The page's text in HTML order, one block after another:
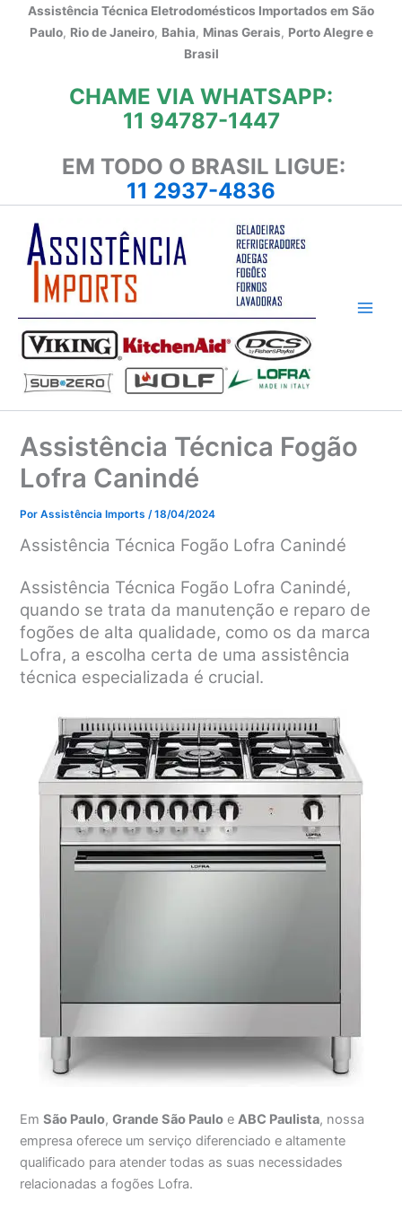
Assistência Técnica Eletrodomésticos Importados em São
Paulo, Rio de Janeiro, Bahia, Minas Gerais, Porto Alegre e
Brasil
CHAME VIA WHATSAPP:
11 94787-1447
EM TODO O BRASIL LIGUE:
11 2937-4836
Assistência Técnica Fogão
Lofra Canindé
PorAssistência Imports/18/04/2024
Assistência Técnica Fogão Lofra Canindé
Assistência Técnica Fogão Lofra Canindé,
quando se trata da manutenção e reparo de
fogões de alta qualidade, como os da marca
Lofra, a escolha certa de uma assistência
técnica especializada é crucial.
EmSão Paulo,Grande São Paulo e ABC Paulista, nossa
empresa oferece um serviço diferenciado e altamente
qualificado para atender todas as suas necessidades
relacionadas a fogões Lofra.